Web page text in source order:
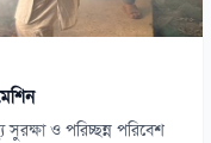
সুরক্ষা ও পরিচ্ছন্ন পরিবেশ